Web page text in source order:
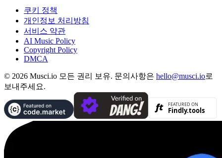
쿠키 정책
개인정보 처리방침
서비스 약관
AI Music Policy
Copyright Policy
DMCA
© 2026 Musci.io 모든 권리 보유. 문의사항은 hello@musci.io로
보내주세요.